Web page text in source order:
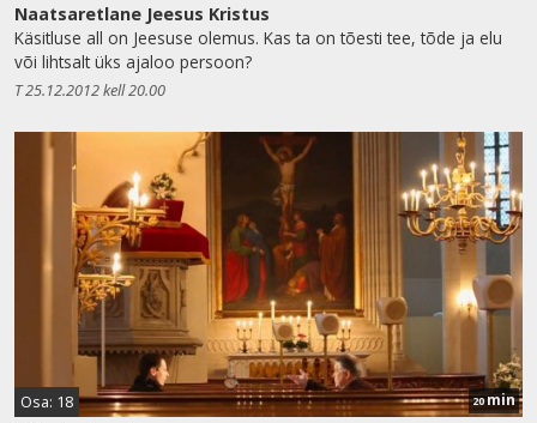
Naatsaretlane Jeesus Kristus
Käsitluse all on Jeesuse olemus. Kas ta on tõesti tee, tõde ja elu
või lihtsalt üks ajaloo persoon?
T 25.12.2012 kell 20.00
Osa: 18 20min